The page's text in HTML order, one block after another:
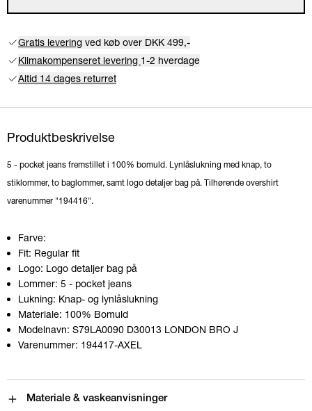
Gratis levering ved køb over DKK 499,-
Klimakompenseret levering 1-2 hverdage
Altid 14 dages returret
Produktbeskrivelse
5 - pocket jeans fremstillet i 100% bomuld. Lynlåslukning med knap, to
stiklommer, to baglommer, samt logo detaljer bag på. Tilhørende overshirt
varenummer "194416".
Farve:
Fit: Regular fit
Logo: Logo detaljer bag på
Lommer: 5 - pocket jeans
Lukning: Knap- og lynlåslukning
Materiale: 100% Bomuld
Modelnavn: S79LA0090 D30013 LONDON BRO J
Varenummer: 194417-AXEL
Materiale & vaskeanvisninger